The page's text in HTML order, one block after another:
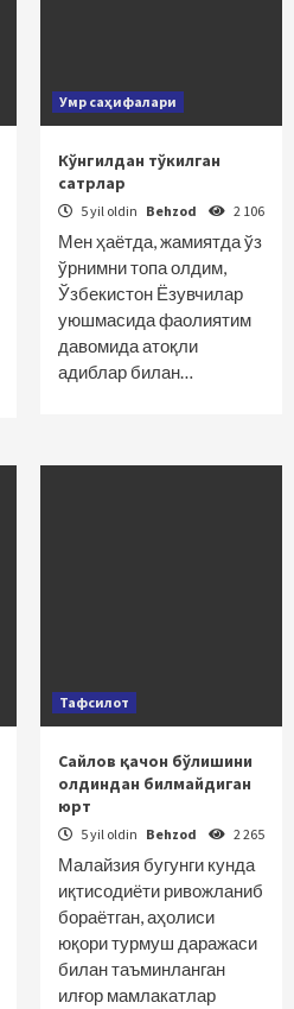
Умр саҳифалари
Кўнгилдан тўкилган
сатрлар
5 yil oldin Behzod 2 106
Мен ҳаётда, жамиятда ўз
ўрнимни топа олдим,
Ўзбекистон Ёзувчилар
уюшмасида фаолиятим
давомида атоқли
адиблар билан…
Тафсилот
Сайлов қачон бўлишини
олдиндан билмайдиган
юрт
5 yil oldin Behzod 2 265
Малайзия бугунги кунда
иқтисодиёти ривожланиб
бораётган, аҳолиси
юқори турмуш даражаси
билан таъминланган
илғор мамлакатлар